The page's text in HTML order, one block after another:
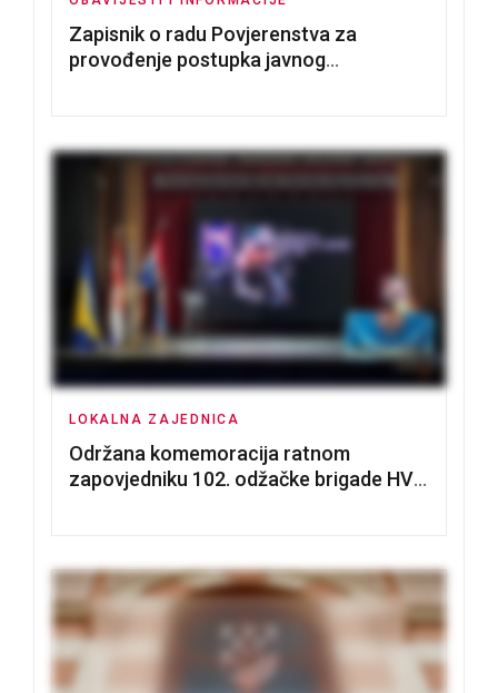
Zapisnik o radu Povjerenstva za
provođenje postupka javnog
LOKALNA ZAJEDNICA
Održana komemoracija ratnom
zapovjedniku 102. odžačke brigade HVO